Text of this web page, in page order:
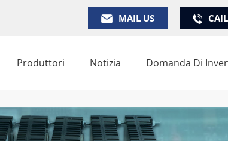
MAIL US
Produttori Notizia Domanda Di